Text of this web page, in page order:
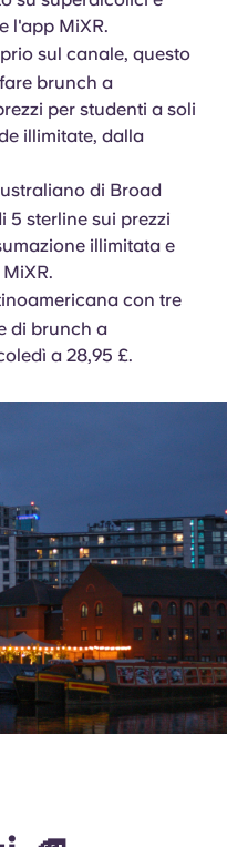
l'app MiXR.
sul canale, questo
brunch a
per studenti a soli
illimitate, dalla
di Broad
5 sterline sui prezzi
illimitata e
con tre
di brunch a
a 28,95 £.